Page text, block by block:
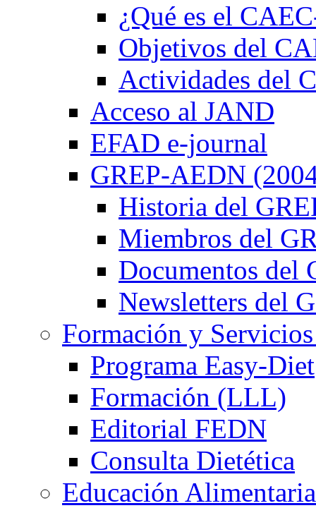
¿Qué es el
Objetivos del
Actividades del
Acceso al JAND
EFAD e-journal
GREP-AEDN
Historia del
Miembros del
Documentos del
Newsletters del
Formación y
Programa Easy-Diet
Formación (LLL)
Editorial FEDN
Consulta Dietética
Educación Alimentaria